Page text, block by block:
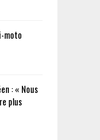
moto
: « Nous
plus